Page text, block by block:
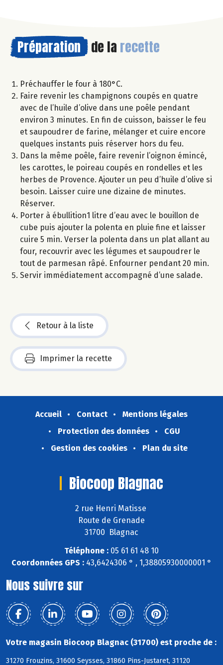
Préparation de la recette
Préchauffer le four à 180°C.
Faire revenir les champignons coupés en quatre
avec de l’huile d’olive dans une poêle pendant
environ 3 minutes. En fin de cuisson, baisser le feu
et saupoudrer de farine, mélanger et cuire encore
quelques instants puis réserver hors du feu.
Dans la même poêle, faire revenir l’oignon émincé,
les carottes, le poireau coupés en rondelles et les
herbes de Provence. Ajouter un peu d’huile d’olive si
besoin. Laisser cuire une dizaine de minutes.
Réserver.
Porter à ébullition1 litre d’eau avec le bouillon de
cube puis ajouter la polenta en pluie fine et laisser
cuire 5 min. Verser la polenta dans un plat allant au
four, recouvrir avec les légumes et saupoudrer le
tout de parmesan râpé. Enfourner pendant 20 min.
Servir immédiatement accompagné d’une salade.
Retour à la liste
Imprimer la recette
Accueil Contact
Mentions légales
Protection des données
CGU
Gestion des cookies
Plan du site
Biocoop Blagnac
2 rue Henri Matisse
Route de Grenade
31700 Blagnac
Téléphone : 05 61 61 48 10
Coordonnées GPS : 43,6424306 ° , 1,38805930000001 °
Nous suivre sur
Votre magasin Biocoop Blagnac (31700) est proche de :
31270 Frouzins, 31600 Seysses, 31860 Pins-Justaret, 31120